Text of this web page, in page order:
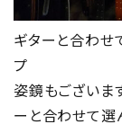
ギターと合わせ
プ
姿鏡もございま
ーと合わせて選